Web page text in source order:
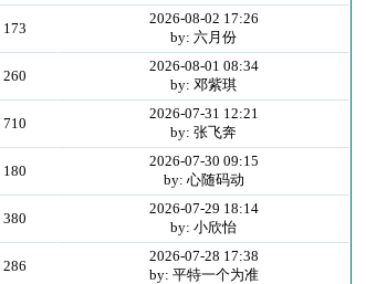
173
2026-08-02 17:26
by: 六月份
260
2026-08-01 08:34
by: 邓紫琪
710
2026-07-31 12:21
by: 张飞奔
180
2026-07-30 09:15
by: 心随码动
380
2026-07-29 18:14
by: 小欣怡
286
2026-07-28 17:38
by: 平特一个为准